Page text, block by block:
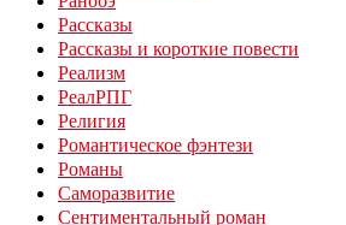
Рассказы
Рассказы и короткие повести
Реализм
РеалРПГ
Религия
Романтическое фэнтези
Романы
Саморазвитие
Сентиментальный роман